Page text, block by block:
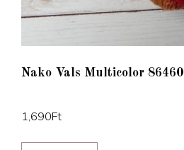
Nako Vals Multicolor 86460
1,690Ft